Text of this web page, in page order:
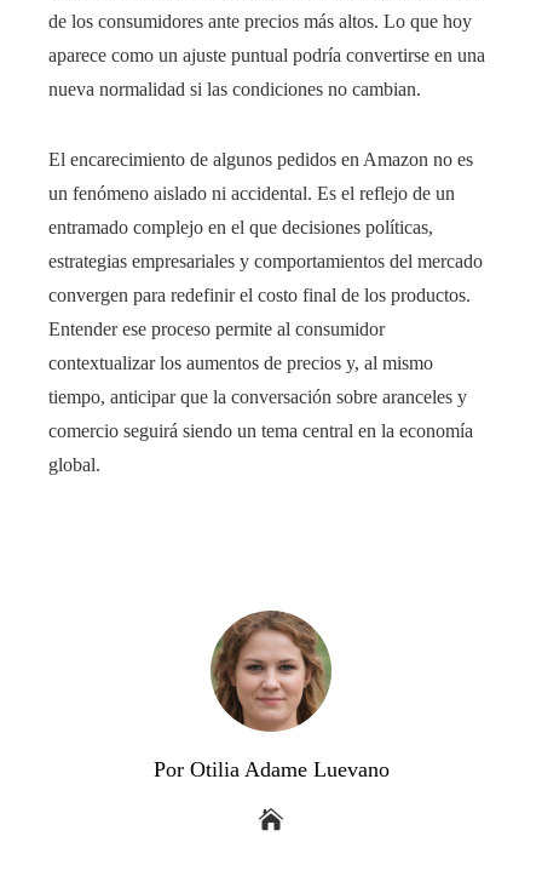
de los consumidores ante precios más altos. Lo que hoy
aparece como un ajuste puntual podría convertirse en una
nueva normalidad si las condiciones no cambian.
El encarecimiento de algunos pedidos en Amazon no es
un fenómeno aislado ni accidental. Es el reflejo de un
entramado complejo en el que decisiones políticas,
estrategias empresariales y comportamientos del mercado
convergen para redefinir el costo final de los productos.
Entender ese proceso permite al consumidor
contextualizar los aumentos de precios y, al mismo
tiempo, anticipar que la conversación sobre aranceles y
comercio seguirá siendo un tema central en la economía
global.
Por Otilia Adame Luevano